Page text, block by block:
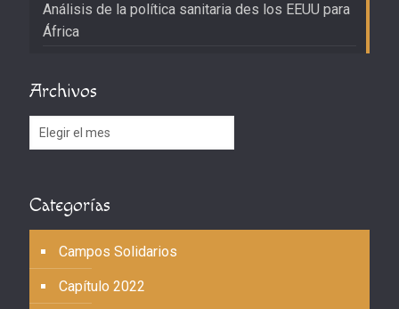
Análisis de la política sanitaria des los EEUU para
África
Archivos
Archivos
Categorías
Campos Solidarios
Capítulo 2022